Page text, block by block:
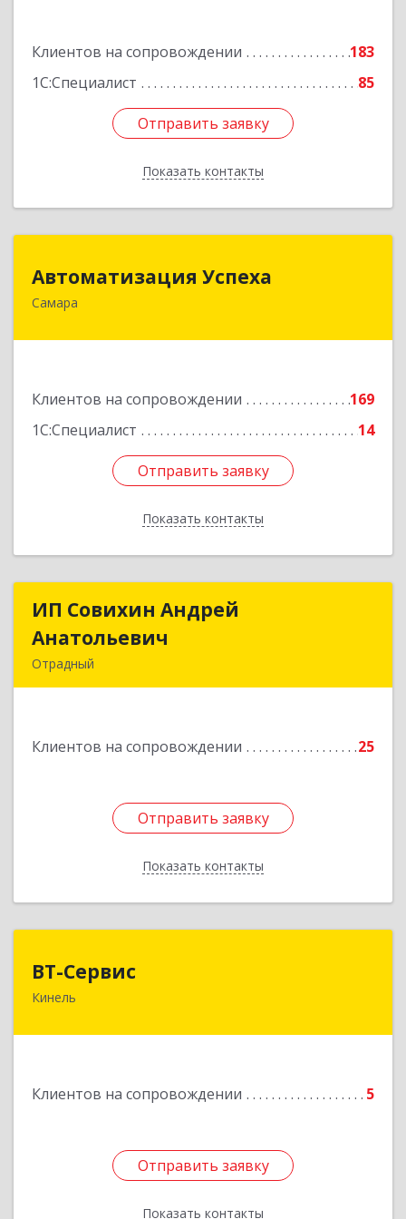
Клиентов на сопровождении
183
1С:Специалист
85
Отправить заявку
Показать контакты
Отправить заявку
Назад
Автоматизация Успеха
Самара
Клиентов на сопровождении
169
1С:Специалист
14
Отправить заявку
Показать контакты
Отправить заявку
Назад
ИП Совихин Андрей
Анатольевич
Отрадный
Клиентов на сопровождении 25
Отправить заявку
Показать контакты
ИП Совихин Андрей
Подробнее
Отправить заявку
Назад
ВТ-Сервис
Кинель
Клиентов на сопровождении 5
Отправить заявку
Показать контакты
446436, Самарская обл, Кинель г, Маяковского
Отправить заявку
Назад